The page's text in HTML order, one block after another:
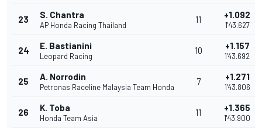
23 S. Chantra
AP Honda Racing Thailand
11 +1.092
1'43.627
24 E. Bastianini
Leopard Racing
10 +1.157
1'43.692
25 A. Norrodin
Petronas Raceline Malaysia Team Honda
7 +1.271
1'43.806
26 K. Toba
Honda Team Asia
11 +1.365
1'43.900